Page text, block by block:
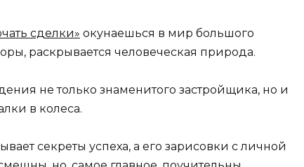
сделки» окунаешься в мир большого
раскрывается человеческая природа.
не только знаменитого застройщика, но и
в колеса.
секреты успеха, а его зарисовки с личной